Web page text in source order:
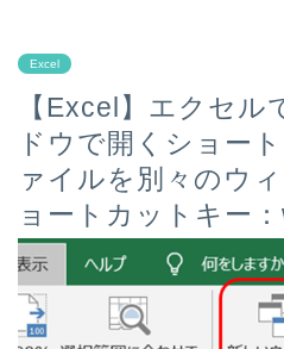
Excel
【Excel】エクセル
ドウで開くショー
ァイルを別々のウ
ョートカットキー：